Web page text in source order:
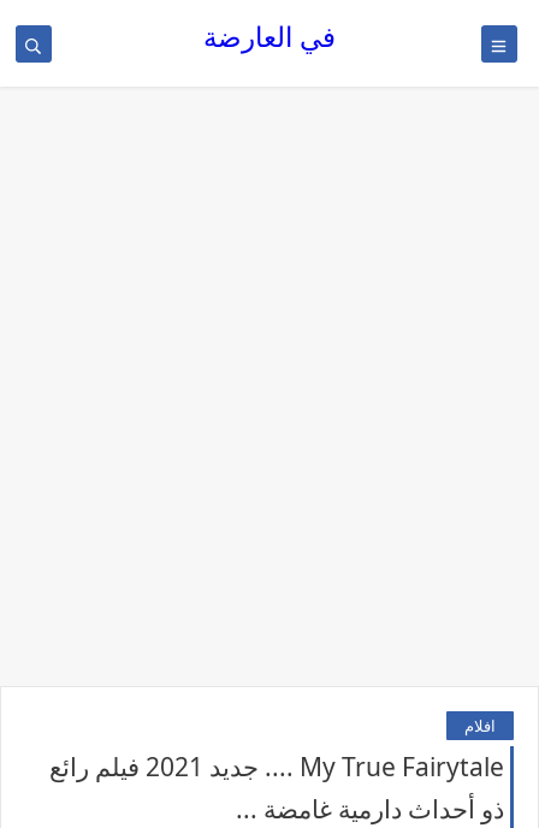
في العارضة
افلام
My True Fairytale .... جديد 2021 فيلم رائع
ذو أحداث دارمية غامضة ...